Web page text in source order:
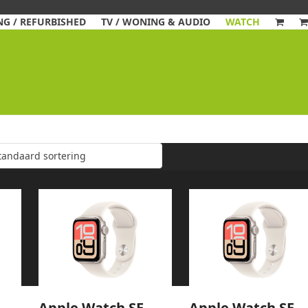
/ REFURBISHED TV / WONING & AUDIO WATCH